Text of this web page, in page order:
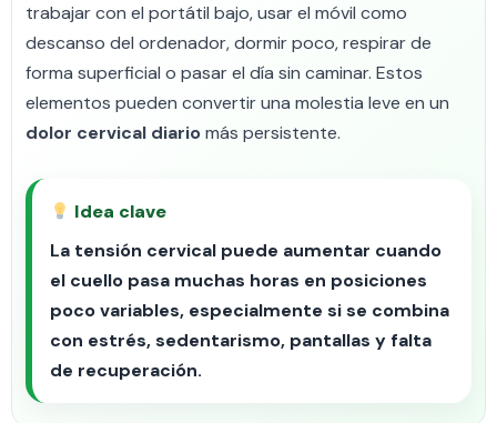
trabajar con el portátil bajo, usar el móvil como
descanso del ordenador, dormir poco, respirar de
forma superficial o pasar el día sin caminar. Estos
elementos pueden convertir una molestia leve en un
dolor cervical diariomás persistente.
Idea clave
La tensión cervical puede aumentar cuando
el cuello pasa muchas horas en posiciones
poco variables, especialmente si se combina
con estrés, sedentarismo, pantallas y falta
de recuperación.